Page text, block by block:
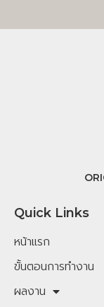
Quick Links
หน้าแรก
ขั้นตอนการทำงาน
ผลงาน